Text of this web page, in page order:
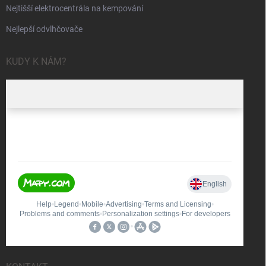
Nejtišší elektrocentrála na kempování
Nejlepší odvlhčovače
KUDY K NÁM?